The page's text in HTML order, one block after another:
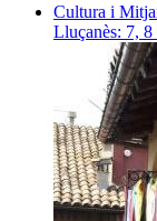
Cultura i
Lluçanès: 7, 8